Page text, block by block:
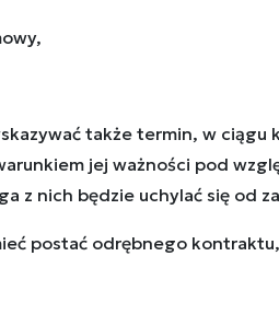
także termin, w
jej ważności pod
z nich będzie uchylać się od
postać odrębnego